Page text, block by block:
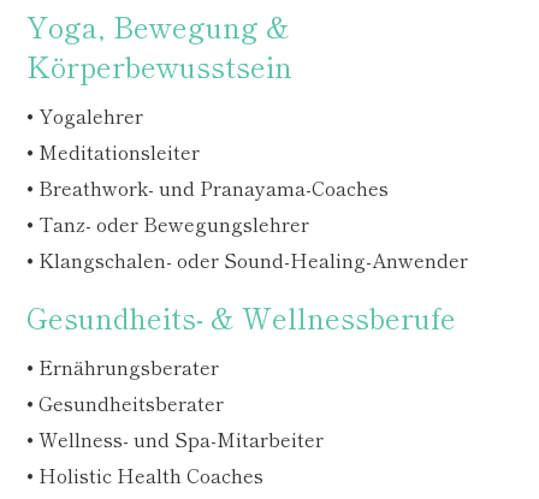
Yoga, Bewegung &
Körperbewusstsein
• Yogalehrer
• Meditationsleiter
• Breathwork- und Pranayama-Coaches
• Tanz- oder Bewegungslehrer
• Klangschalen- oder Sound-Healing-Anwender
Gesundheits- & Wellnessberufe
• Ernährungsberater
• Gesundheitsberater
• Wellness- und Spa-Mitarbeiter
• Holistic Health Coaches